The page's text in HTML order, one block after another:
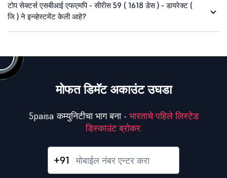
टोप सेक्टर्स एसबीआई एफएमपि - सीरीस 59 ( 1618 डेस ) - डायरेक्ट (
जि ) ने इन्व्हेस्टमेंट केली आहे?
मोफत डिमॅट अकाउंट उघडा
5paisa कम्युनिटीचा भाग बना - भारताचे पहिले लिस्टेड
डिस्काउंट ब्रोकर.
+91